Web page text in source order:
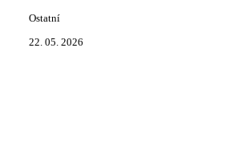
Ostatní
22. 05. 2026